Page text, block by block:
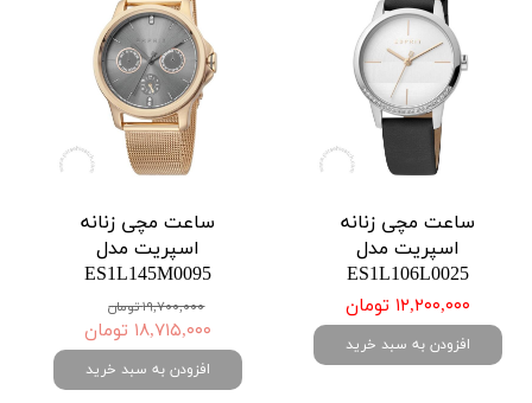
ساعت مچی زنانه
اسپریت مدل
ES1L106L0025
۱۲,۲۰۰,۰۰۰ تومان
افزودن به سبد خرید
ساعت مچی زنانه
اسپریت مدل
ES1L145M0095
۱۹,۷۰۰,۰۰۰ تومان
۱۸,۷۱۵,۰۰۰ تومان
افزودن به سبد خرید